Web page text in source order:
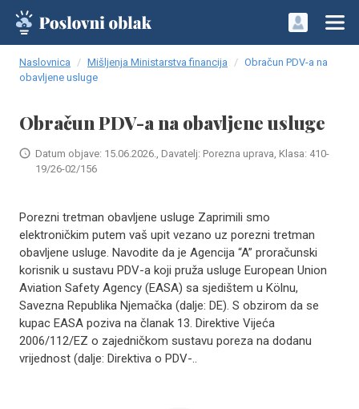
Naslovnica Mišljenja Ministarstva financija
Obračun PDV-a na
obavljene usluge
Obračun PDV-a na obavljene usluge
Datum objave: 15.06.2026., Davatelj: Porezna uprava, Klasa: 410-
19/26-02/156
Porezni tretman obavljene usluge Zaprimili smo
elektroničkim putem vaš upit vezano uz porezni tretman
obavljene usluge. Navodite da je Agencija “A” proračunski
korisnik u sustavu PDV-a koji pruža usluge European Union
Aviation Safety Agency (EASA) sa sjedištem u Kölnu,
Savezna Republika Njemačka (dalje: DE). S obzirom da se
kupac EASA poziva na članak 13. Direktive Vijeća
2006/112/EZ o zajedničkom sustavu poreza na dodanu
vrijednost (dalje: Direktiva o PDV-..